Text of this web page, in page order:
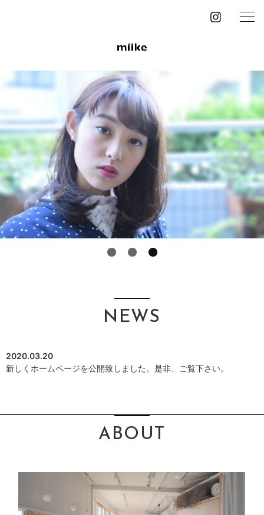
NEWS
2020.03.20
新しくホームページを公開致しました。是非、ご覧下さい。
ABOUT
Instagram